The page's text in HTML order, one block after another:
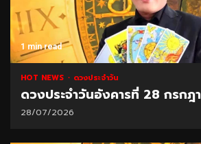
1 min read
HOT NEWS ดวงประจำวัน
ดวงประจำวันอังคารที่ 28 กรก
28/07/2026